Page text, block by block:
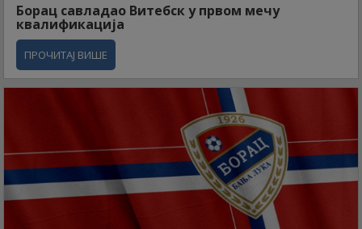
Борац савладао Витебск у првом мечу
квалификација
ПРОЧИТАЈ ВИШЕ